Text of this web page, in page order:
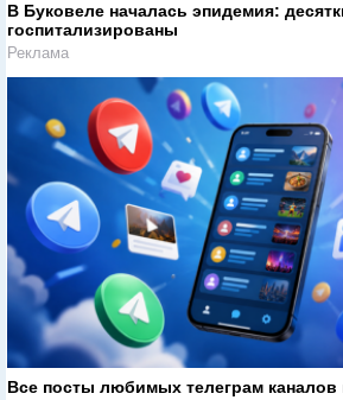
В Буковеле началась эпидемия:
госпитализированы
Реклама
Все посты любимых телеграм каналов